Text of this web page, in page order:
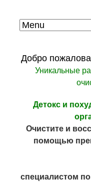
Добро
Уникальные
Детокс и
Очистите и
помощью
специалистом